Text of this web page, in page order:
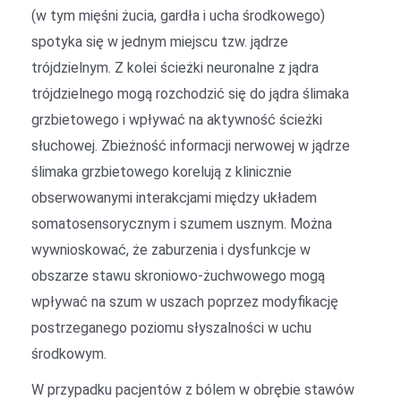
(w tym mięśni żucia, gardła i ucha środkowego)
spotyka się w jednym miejscu tzw. jądrze
trójdzielnym. Z kolei ścieżki neuronalne z jądra
trójdzielnego mogą rozchodzić się do jądra ślimaka
grzbietowego i wpływać na aktywność ścieżki
słuchowej. Zbieżność informacji nerwowej w jądrze
ślimaka grzbietowego korelują z klinicznie
obserwowanymi interakcjami między układem
somatosensorycznym i szumem usznym. Można
wywnioskować, że zaburzenia i dysfunkcje w
obszarze stawu skroniowo-żuchwowego mogą
wpływać na szum w uszach poprzez modyfikację
postrzeganego poziomu słyszalności w uchu
środkowym.
W przypadku pacjentów z bólem w obrębie stawów